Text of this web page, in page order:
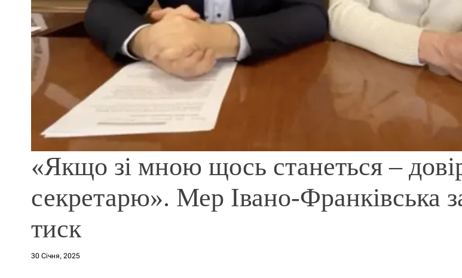
«Якщо зі мною щось станеться –
секретарю». Мер Івано-Франківська
тиск
30 Січня, 2025